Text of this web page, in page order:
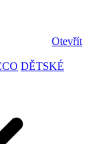
Otevřít
DĚTSKÉ